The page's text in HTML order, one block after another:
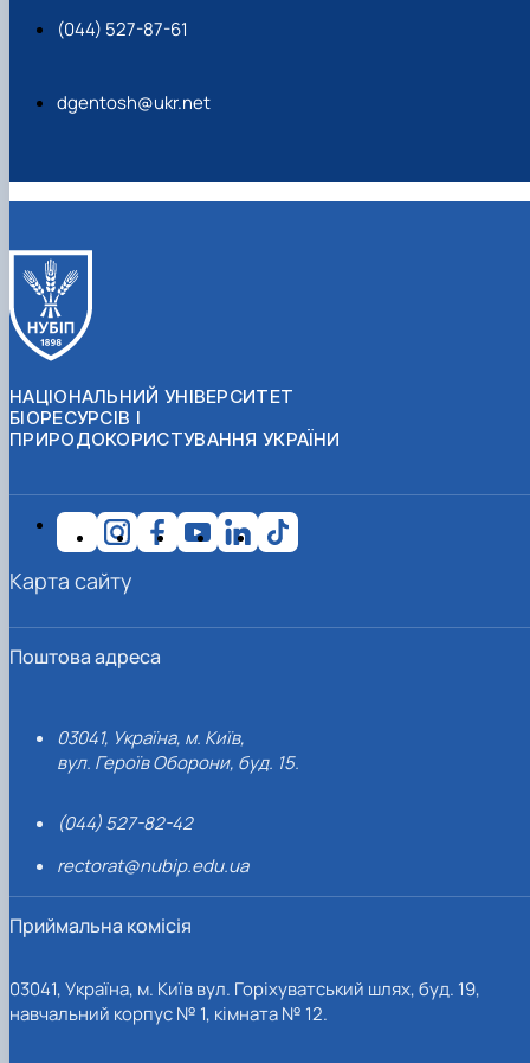
(044) 527-87-61
dgentosh@ukr.net
НАЦІОНАЛЬНИЙ УНІВЕРСИТЕТ
БІОРЕСУРСІВ І
ПРИРОДОКОРИСТУВАННЯ УКРАЇНИ
Поштова адреса
03041, Україна, м. Київ,
вул. Героїв Оборони, буд. 15.
(044) 527-82-42
rectorat@nubip.edu.ua
Приймальна комісія
03041, Україна, м. Київ вул. Горіхуватський шлях, буд. 19,
навчальний корпус № 1, кімната № 12.
Карта сайту